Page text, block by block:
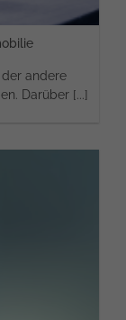
andere
Darüber [...]